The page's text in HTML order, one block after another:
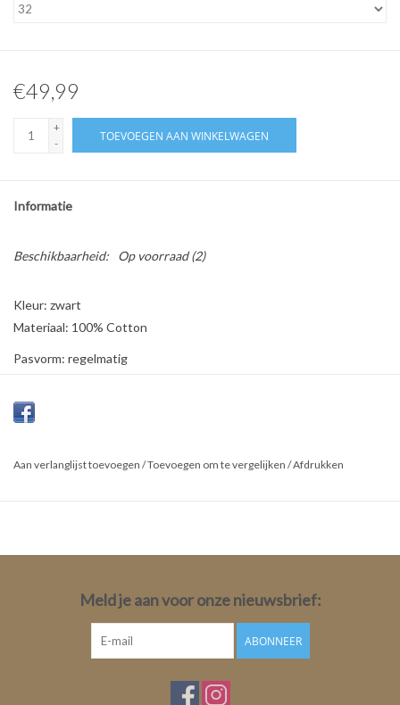
€49,99
+
-
TOEVOEGEN AAN WINKELWAGEN
Informatie
Beschikbaarheid: Op voorraad(2)
Kleur: zwart
Materiaal: 100% Cotton
Pasvorm: regelmatig
Mouwlengte: korte mouw
Mouwlengte maat 34:18, 5cm
Aan verlanglijst toevoegen /Toevoegen om te vergelijken /Afdrukken
Meld je aan voor onze nieuwsbrief:
ABONNEER